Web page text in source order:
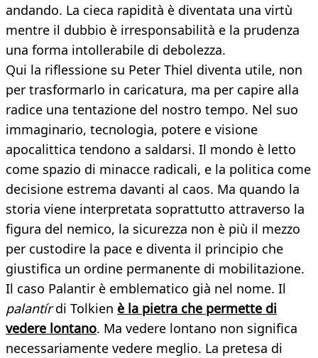
andando. La cieca rapidità è diventata una virtù
mentre il dubbio è irresponsabilità e la prudenza
una forma intollerabile di debolezza.
Qui la riflessione su Peter Thiel diventa utile, non
per trasformarlo in caricatura, ma per capire alla
radice una tentazione del nostro tempo. Nel suo
immaginario, tecnologia, potere e visione
apocalittica tendono a saldarsi. Il mondo è letto
come spazio di minacce radicali, e la politica come
decisione estrema davanti al caos. Ma quando la
storia viene interpretata soprattutto attraverso la
figura del nemico, la sicurezza non è più il mezzo
per custodire la pace e diventa il principio che
giustifica un ordine permanente di mobilitazione.
Il caso Palantir è emblematico già nel nome. Il
palantírdi Tolkien è la pietra che permette di
vedere lontano. Ma vedere lontano non significa
necessariamente vedere meglio. La pretesa di